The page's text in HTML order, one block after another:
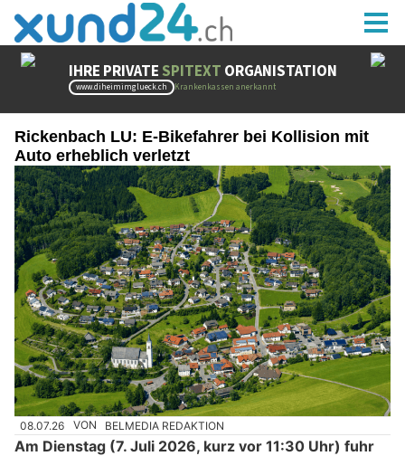
Rickenbach LU: E-Bikefahrer bei Kollision mit
Auto erheblich verletzt
08.07.26 VON BELMEDIA REDAKTION
Am Dienstag (7. Juli 2026, kurz vor 11:30 Uhr) fuhr